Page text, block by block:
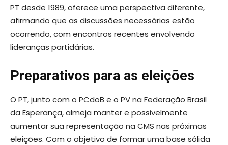
PT desde 1989, oferece uma perspectiva diferente,
afirmando que as discussões necessárias estão
ocorrendo, com encontros recentes envolvendo
lideranças partidárias.
Preparativos para as eleições
O PT, junto com o PCdoB e o PV na Federação Brasil
da Esperança, almeja manter e possivelmente
aumentar sua representação na CMS nas próximas
eleições. Com o objetivo de formar uma base sólida